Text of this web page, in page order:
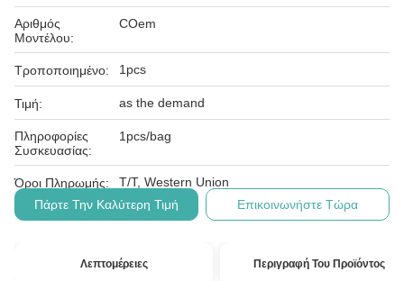
Αριθμός
Μοντέλου:
COem
Τροποποιημένο: 1pcs
Τιμή: as the demand
Πληροφορίες
Συσκευασίας:
1pcs/bag
Όροι Πληρωμής:
T/T, Western Union
Πάρτε Την Καλύτερη Τιμή
Επικοινωνήστε Τώρα
Λεπτομέρειες Περιγραφή Του Προϊόντος